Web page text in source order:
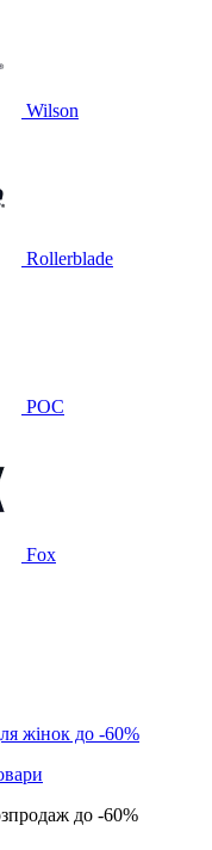
Wilson
Rollerblade
POC
Fox
жінок до -60%
до -60%